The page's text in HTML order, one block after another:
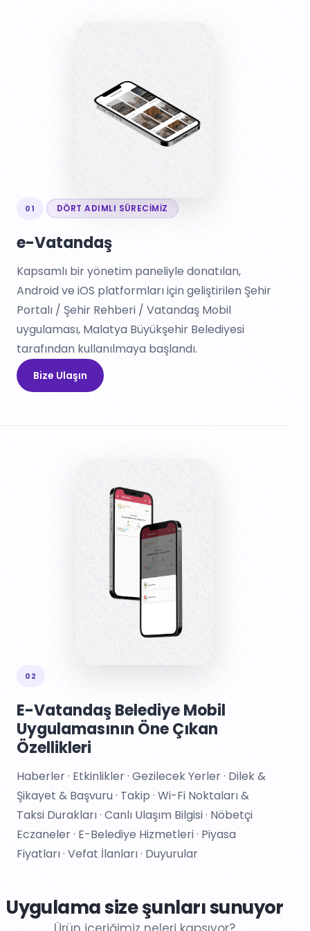
01 DÖRT ADIMLI SÜRECIMIZ
e-Vatandaş
Kapsamlı bir yönetim paneliyle donatılan,
Android ve iOS platformları için geliştirilen Şehir
Portalı / Şehir Rehberi / Vatandaş Mobil
uygulaması, Malatya Büyükşehir Belediyesi
tarafından kullanılmaya başlandı.
Bize Ulaşın
02
E-Vatandaş Belediye Mobil
Uygulamasının Öne Çıkan
Özellikleri
Haberler · Etkinlikler · Gezilecek Yerler · Dilek &
Şikayet & Başvuru · Takip · Wi-Fi Noktaları &
Taksi Durakları · Canlı Ulaşım Bilgisi · Nöbetçi
Eczaneler · E-Belediye Hizmetleri · Piyasa
Fiyatları · Vefat İlanları · Duyurular
Uygulama size şunları sunuyor